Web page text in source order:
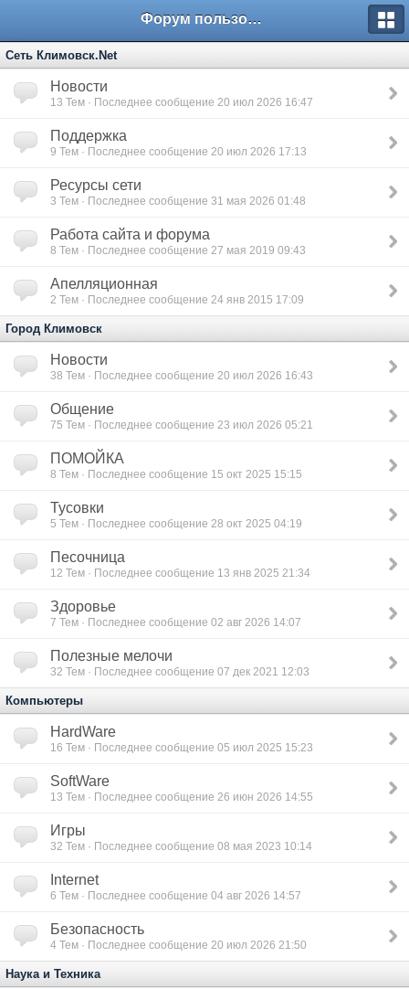
Форум пользователей ООО "Климовская сеть"
Сеть Климовск.Net
Новости
13 Тем · Последнее сообщение 20 июл 2026 16:47
Поддержка
9 Тем · Последнее сообщение 20 июл 2026 17:13
Ресурсы сети
3 Тем · Последнее сообщение 31 мая 2026 01:48
Работа сайта и форума
8 Тем · Последнее сообщение 27 мая 2019 09:43
Апелляционная
2 Тем · Последнее сообщение 24 янв 2015 17:09
Город Климовск
Новости
38 Тем · Последнее сообщение 20 июл 2026 16:43
Общение
75 Тем · Последнее сообщение 23 июл 2026 05:21
ПОМОЙКА
8 Тем · Последнее сообщение 15 окт 2025 15:15
Тусовки
5 Тем · Последнее сообщение 28 окт 2025 04:19
Песочница
12 Тем · Последнее сообщение 13 янв 2025 21:34
Здоровье
7 Тем · Последнее сообщение 02 авг 2026 14:07
Полезные мелочи
32 Тем · Последнее сообщение 07 дек 2021 12:03
Компьютеры
HardWare
16 Тем · Последнее сообщение 05 июл 2025 15:23
SoftWare
13 Тем · Последнее сообщение 26 июн 2026 14:55
Игры
32 Тем · Последнее сообщение 08 мая 2023 10:14
Internet
6 Тем · Последнее сообщение 04 авг 2026 14:57
Безопасность
4 Тем · Последнее сообщение 20 июл 2026 21:50
Наука и Техника